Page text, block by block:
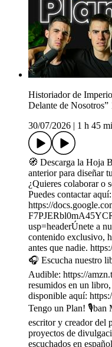
Historiador de
Delante de Nosotros”
30/07/2026
1 h 45
🧭 Descarga la Hoja
anterior para diseñar
¿Quieres colaborar o
Puedes contactar aquí:
https://
usp=headerÚnete a
contenido exclusivo,
antes que nadie.
🎧 Escucha nuestro
Audible: https://
resumidos en un
disponible aquí:
Tengo un Plan! 🎙️ban
escritor y creador del
proyectos de
escuchados en